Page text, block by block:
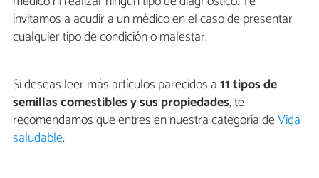
invitamos a acudir a un médico en el caso de presentar
cualquier tipo de condición o malestar.
Si deseas leer más artículos parecidos a11 tipos de
semillas comestibles y sus propiedades, te
recomendamos que entres en nuestra categoría deVida
saludable.